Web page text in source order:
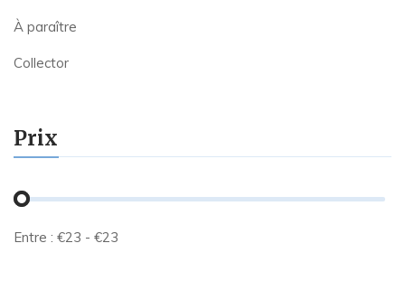
À paraître
Collector
Prix
Entre : €23 - €23